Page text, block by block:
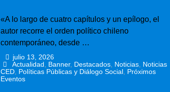
«A lo largo de cuatro capítulos y un epílogo, el
autor recorre el orden político chileno
contemporáneo, desde …
julio 13, 2026
Actualidad Banner, Destacados, Noticias, Noticias
CED Políticas Públicas y Diálogo Social Próximos
Eventos